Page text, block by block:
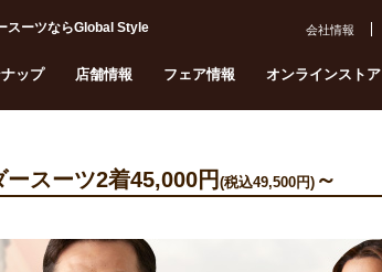
スーツならGlobal Style
ップ 店舗情報 フェア情報 オンラインストア
会社情報
スーツ2着45,000円 (税込49,500円) ～